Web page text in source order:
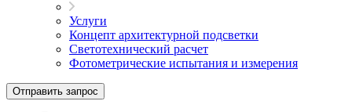
Услуги
Концепт архитектурной подсветки
Светотехнический расчет
Фотометрические испытания и измерения
Отправить запрос